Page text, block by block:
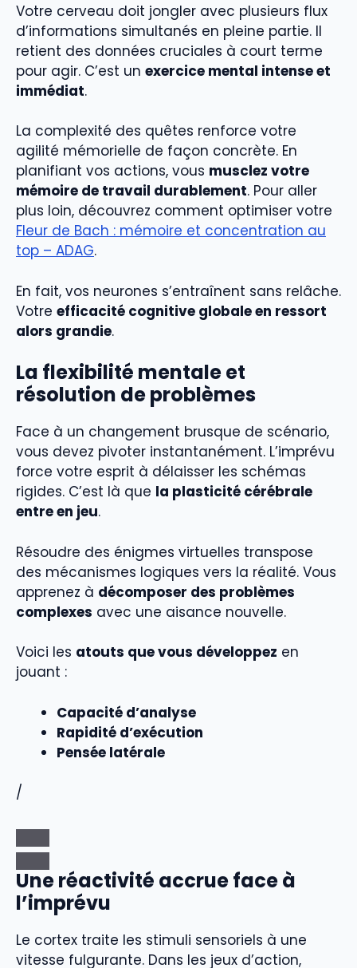
Votre cerveau doit jongler avec plusieurs flux
d’informations simultanés en pleine partie. Il
retient des données cruciales à court terme
pour agir. C’est un exercice mental intense et
immédiat.
La complexité des quêtes renforce votre
agilité mémorielle de façon concrète. En
planifiant vos actions, vous musclez votre
mémoire de travail durablement. Pour aller
plus loin, découvrez comment optimiser votre
Fleur de Bach : mémoire et concentration au
top – ADAG.
En fait, vos neurones s’entraînent sans relâche.
Votre efficacité cognitive globale en ressort
alors grandie.
La flexibilité mentale et
résolution de problèmes
Face à un changement brusque de scénario,
vous devez pivoter instantanément. L’imprévu
force votre esprit à délaisser les schémas
rigides. C’est là que la plasticité cérébrale
entre en jeu.
Résoudre des énigmes virtuelles transpose
des mécanismes logiques vers la réalité. Vous
apprenez à décomposer des problèmes
complexes avec une aisance nouvelle.
Voici les atouts que vous développez en
jouant :
Capacité d’analyse
Rapidité d’exécution
Pensée latérale
/
Une réactivité accrue face à
l’imprévu
Le cortex traite les stimuli sensoriels à une
vitesse fulgurante. Dans les jeux d’action,